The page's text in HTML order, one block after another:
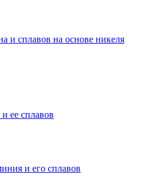
и сплавов на основе никеля
ее сплавов
и его сплавов